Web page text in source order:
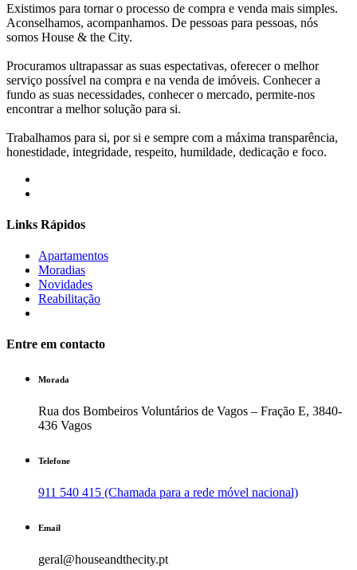
Existimos para tornar o processo de compra e venda mais simples.
Aconselhamos, acompanhamos. De pessoas para pessoas, nós
somos House & the City.
Procuramos ultrapassar as suas espectativas, oferecer o melhor
serviço possível na compra e na venda de imóveis. Conhecer a
fundo as suas necessidades, conhecer o mercado, permite-nos
encontrar a melhor solução para si.
Trabalhamos para si, por si e sempre com a máxima transparência,
honestidade, integridade, respeito, humildade, dedicação e foco.
Links Rápidos
Apartamentos
Moradias
Novidades
Reabilitação
Entre em contacto
Morada
Rua dos Bombeiros Voluntários de Vagos – Fração E, 3840-
436 Vagos
Telefone
911 540 415 (Chamada para a rede móvel nacional)
Email
geral@houseandthecity.pt